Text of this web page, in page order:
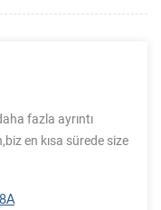
fazla ayrıntı
en kısa sürede size